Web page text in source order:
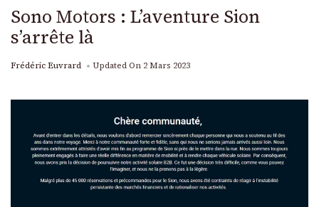
Sono Motors : L’aventure Sion
s’arrête là
Frédéric Euvrard Updated On 2 Mars 2023